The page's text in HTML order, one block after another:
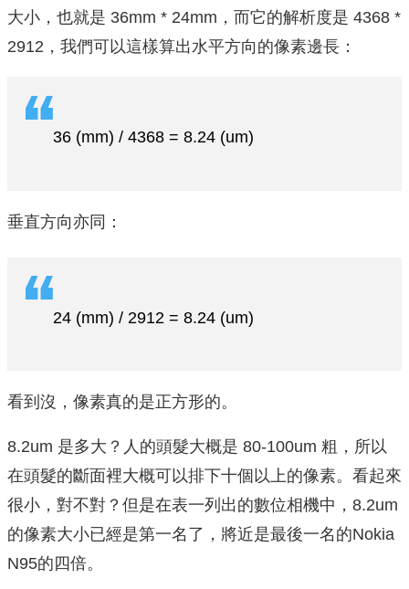
大小，也就是 36mm * 24mm，而它的解析度是 4368 *
2912，我們可以這樣算出水平方向的像素邊長：
36 (mm) / 4368 = 8.24 (um)
垂直方向亦同：
24 (mm) / 2912 = 8.24 (um)
看到沒，像素真的是正方形的。
8.2um 是多大？人的頭髮大概是 80-100um 粗，所以
在頭髮的斷面裡大概可以排下十個以上的像素。看起來
很小，對不對？但是在表一列出的數位相機中，8.2um
的像素大小已經是第一名了，將近是最後一名的Nokia
N95的四倍。